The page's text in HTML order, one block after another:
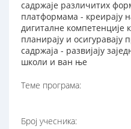
садржаје различитих
платформама - креирају
дигиталне компетенције
планирају и осигуравају
садржаја - развијају
школи и ван ње
Теме програма:
Број учесника: